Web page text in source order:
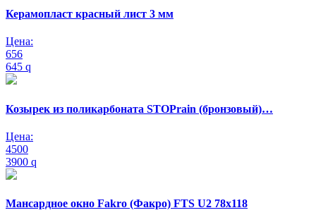
Керамопласт красный лист 3 мм
Цена:
656
645 q
Козырек из поликарбоната STOPrain (бронзовый)…
Цена:
4500
3900 q
Мансардное окно Fakro (Факро) FTS U2 78х118